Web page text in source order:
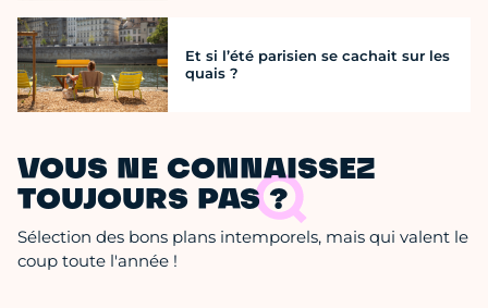
Et si l’été parisien se cachait sur les
quais ?
VOUS NE CONNAISSEZ
TOUJOURS PAS ?
Sélection des bons plans intemporels, mais qui valent le
coup toute l'année !